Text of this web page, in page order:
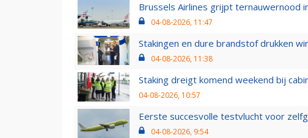
Brussels Airlines grijpt ternauwernood
04-08-2026, 11:47
Stakingen en dure brandstof drukken
04-08-2026, 11:38
Staking dreigt komend weekend bij
04-08-2026, 10:57
Eerste succesvolle testvlucht voor
04-08-2026, 9:54